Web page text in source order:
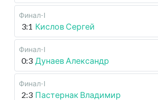
Финал-I
3:1 Кислов Сергей
Финал-I
0:3 Дунаев Александр
Финал-I
2:3 Пастернак Владимир